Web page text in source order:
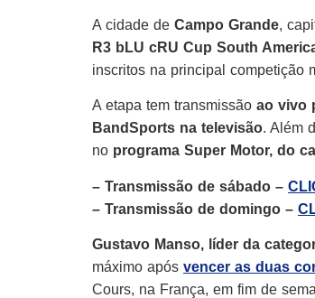
A cidade de Campo Grande,
R3 bLU cRU Cup South
inscritos na principal competição
A etapa tem transmissão ao vivo
BandSports na televisão. Além
no programa Super Motor, do
– Transmissão de sábado –
– Transmissão de domingo –
Gustavo Manso, líder da
máximo após vencer as duas
Cours, na França, em fim de